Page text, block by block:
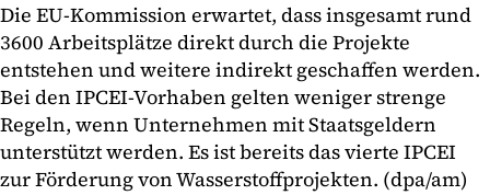
Die EU-Kommission erwartet, dass insgesamt rund
3600 Arbeitsplätze direkt durch die Projekte
entstehen und weitere indirekt geschaffen werden.
Bei den IPCEI-Vorhaben gelten weniger strenge
Regeln, wenn Unternehmen mit Staatsgeldern
unterstützt werden. Es ist bereits das vierte IPCEI
zur Förderung von Wasserstoffprojekten. (dpa/am)